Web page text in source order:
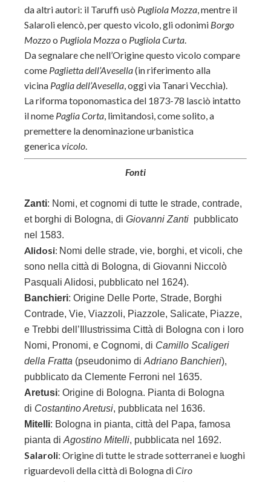
da altri autori: il Taruffi usò Pugliola Mozza, mentre il
Salaroli elencò, per questo vicolo, gli odonimi Borgo
Mozzoo Pugliola Mozzao Pugliola Curta.
Da segnalare che nell’Origine questo vicolo compare
come Paglietta dell’Avesella(in riferimento alla
vicina Paglia dell’Avesella, oggi via Tanari Vecchia).
La riforma toponomastica del 1873-78 lasciò intatto
il nome Paglia Corta, limitandosi, come solito, a
premettere la denominazione urbanistica
genericavicolo.
Fonti
Zanti: Nomi, et cognomi di tutte le strade, contrade,
et borghi di Bologna, di Giovanni Zanti pubblicato
nel 1583.
Alidosi: Nomi delle strade, vie, borghi, et vicoli, che
sono nella città di Bologna, di Giovanni Niccolò
Pasquali Alidosi, pubblicato nel 1624).
Banchieri: Origine Delle Porte, Strade, Borghi
Contrade, Vie, Viazzoli, Piazzole, Salicate, Piazze,
e Trebbi dell’Illustrissima Città di Bologna con i loro
Nomi, Pronomi, e Cognomi, di Camillo Scaligeri
della Fratta (pseudonimo di Adriano Banchieri),
pubblicato da Clemente Ferroni nel 1635.
Aretusi: Origine di Bologna. Pianta di Bologna
di Costantino Aretusi, pubblicata nel 1636.
Mitelli: Bologna in pianta, città del Papa, famosa
pianta di Agostino Mitelli, pubblicata nel 1692.
Salaroli: Origine di tutte le strade sotterranei e luoghi
riguardevoli della città di Bologna diCiro